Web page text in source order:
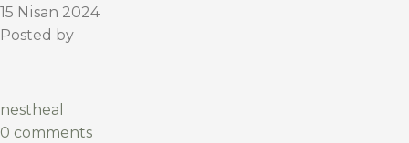
15 Nisan 2024
Posted by
nestheal
0 comments